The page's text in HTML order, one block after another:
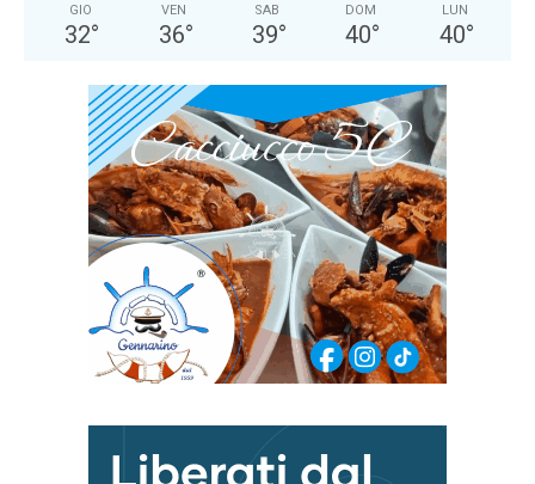
GIO
32°
VEN
36°
SAB
39°
DOM
40°
LUN
40°